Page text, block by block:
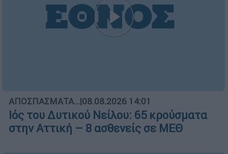
ΑΠΟΣΠΑΣΜΑΤΑ...|08.08.2026 14:01
Ιός του Δυτικού Νείλου: 65 κρούσματα
στην Αττική – 8 ασθενείς σε ΜΕΘ